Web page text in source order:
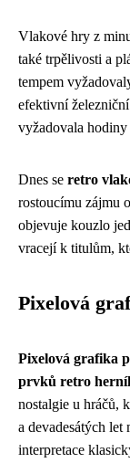
Vlakové hry z
také trpělivosti a
tempem
efektivní
vyžadovala
Dnes se retro
rostoucímu zájmu
objevuje kouzlo
vracejí k titulům,
Pixelová
Pixelová grafika
prvků retro
nostalgie u hráčů,
a devadesátých
interpretace